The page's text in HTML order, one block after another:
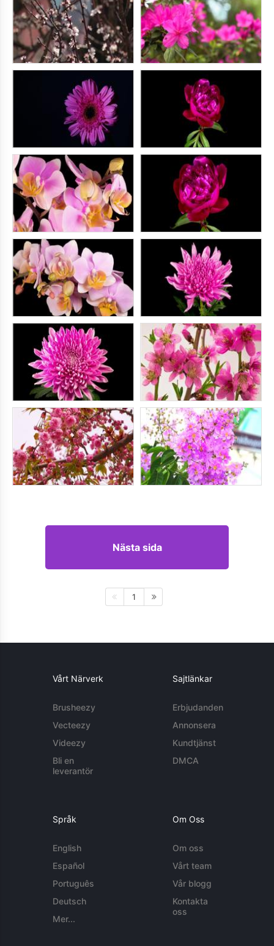
Nästa sida
1
Vårt Närverk
Brusheezy
Vecteezy
Videezy
Bli en
leverantör
Sajtlänkar
Erbjudanden
Annonsera
Kundtjänst
DMCA
Språk
English
Español
Português
Deutsch
Mer...
Om Oss
Om oss
Vårt team
Vår blogg
Kontakta
oss